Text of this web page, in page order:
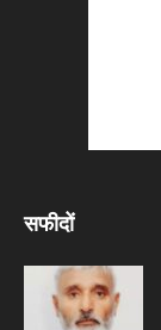
सफीदों